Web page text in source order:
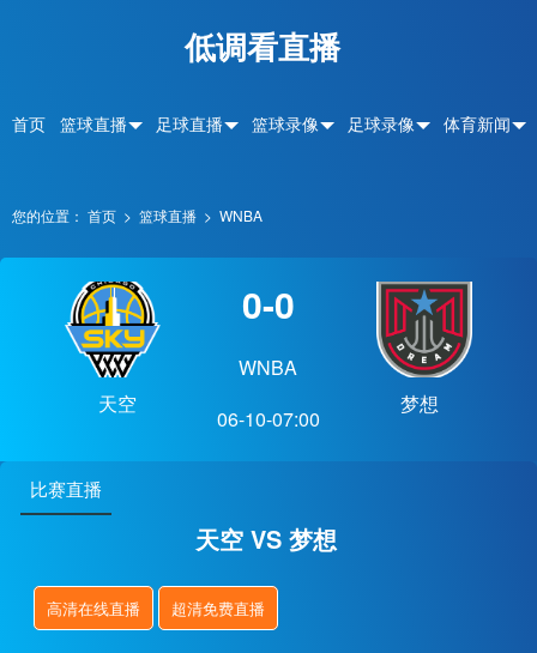
低调看直播
首页 篮球直播 足球直播 篮球录像 足球录像 体育新闻
您的位置： 首页 > 篮球直播 > WNBA
天空
0-0
WNBA
06-10-07:00
梦想
比赛直播
天空 VS 梦想
高清在线直播 超清免费直播